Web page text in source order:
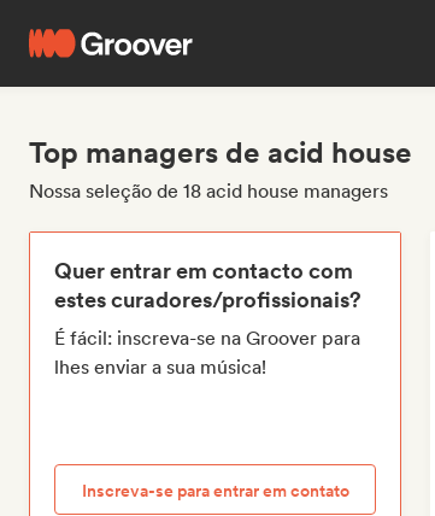
Top managers de acid house
Nossa seleção de 18 acid house managers
Quer entrar em contacto com
estes curadores/profissionais?
É fácil: inscreva-se na Groover para
lhes enviar a sua música!
Inscreva-se para entrar em contato